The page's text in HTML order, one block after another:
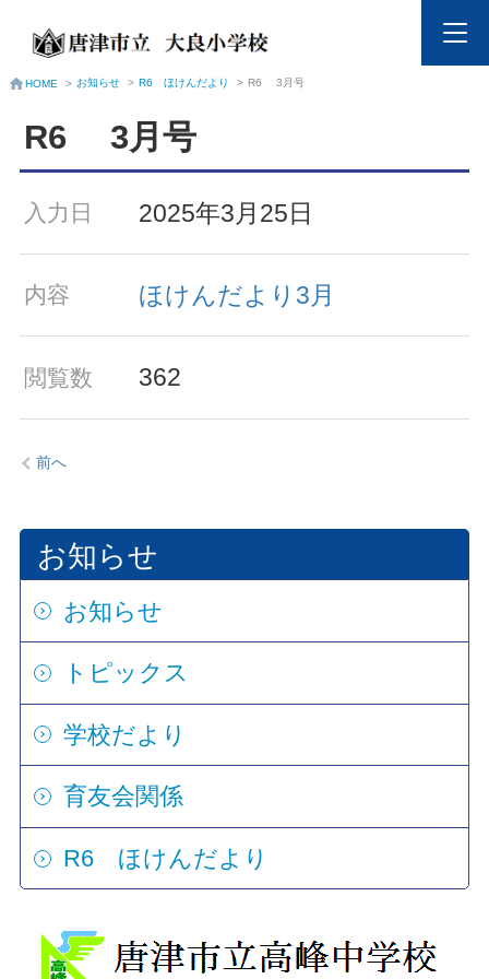
HOME > お知らせ > R6 ほけんだより > R6 3月号
R6 3月号
入力日 2025年3月25日
内容 ほけんだより3月
閲覧数 362
前へ
お知らせ
お知らせ
トピックス
学校だより
育友会関係
R6 ほけんだより